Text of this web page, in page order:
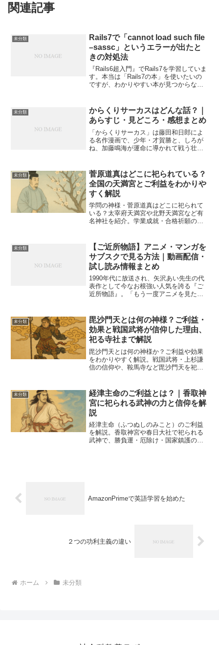
関連記事
未分類
Rails7で「cannot load such file
–sassc」というエラーが出たと
きの対処法
『Rails6超入門』でRails7を学習していま
す。本当は「Rails7の本」を使いたいの
ですが、わかりやすい本が見つからない
したときに、コードは正し...
未分類
からくりサーカスはどんな話？｜
あらすじ・見どころ・感想まとめ
「からくりサーカス」は藤田和日郎によ
る名作漫画で、少年・才賀勝と、しろが
ね、加藤鳴海が運命に導かれて戦う壮大
気味な戦いが重なり、他にはない独特の
世界観を描き出しています...
未分類
菅原道真はどこに祀られている？
全国の天満宮とご利益をわかりや
すく解説
学問の神様・菅原道真はどこに祀られて
いる？太宰府天満宮や北野天満宮など有
名神社を紹介。学業成就・合格祈願のご
未分類
【ご近所物語】アニメ・マンガを
サブスクで見る方法｜動画配信・
試し読み情報まとめ
1990年代に放送され、矢沢あい先生の代
表作として今なお根強い人気を誇る『ご
近所物語』。「もう一度アニメを見た
は、『ご近所物語』をサブスクで視聴で
きる配信サービス情報を中...
未分類
毘沙門天とは何の神様？ご利益・
効果と戦国武将が信仰した理由、
祀る寺社まで解説
毘沙門天とは何の神様か？ご利益や効果
をわかりやすく解説。戦国武将・上杉謙
信の信仰や、鞍馬寺など毘沙門天を祀る
未分類
経津主命のご利益とは？｜香取神
宮に祀られる武神の力と信仰を解
説
経津主命（ふつぬしのみこと）のご利益
を解説。香取神宮や春日大社で祀られる
武神で、勝負運・厄除け・国家鎮護の守
AmazonPrimeで英語学習を始めた
２つの功利主義の違い
ホーム 未分類